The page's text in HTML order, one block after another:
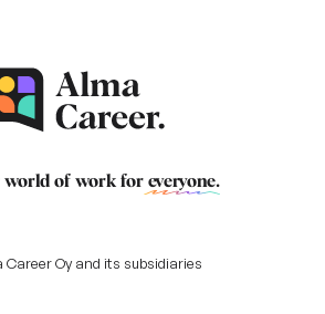
world of work for everyone.
Oy and its subsidiaries